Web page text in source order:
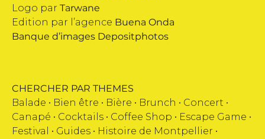
Logo par Tarwane
Edition par l’agence Buena Onda
Banque d’images Depositphotos
CHERCHER PAR THEMES
Balade • Bien être • Bière • Brunch • Concert •
Canapé • Cocktails • Coffee Shop • Escape Game •
Festival
• Guides • Histoire de Montpellier •